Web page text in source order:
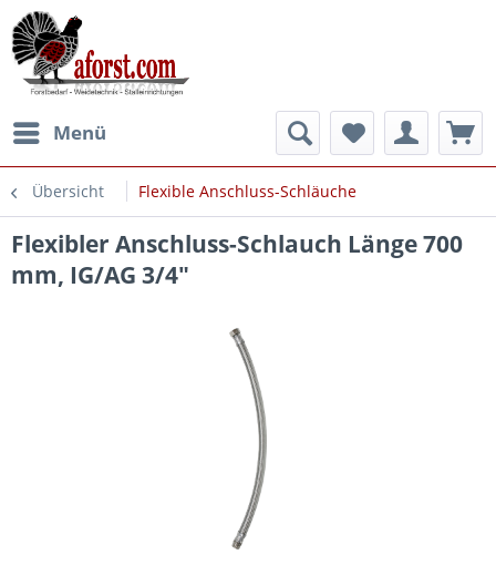
Menü
Übersicht Flexible Anschluss-Schläuche
Flexibler Anschluss-Schlauch Länge 700
mm, IG/AG 3/4"